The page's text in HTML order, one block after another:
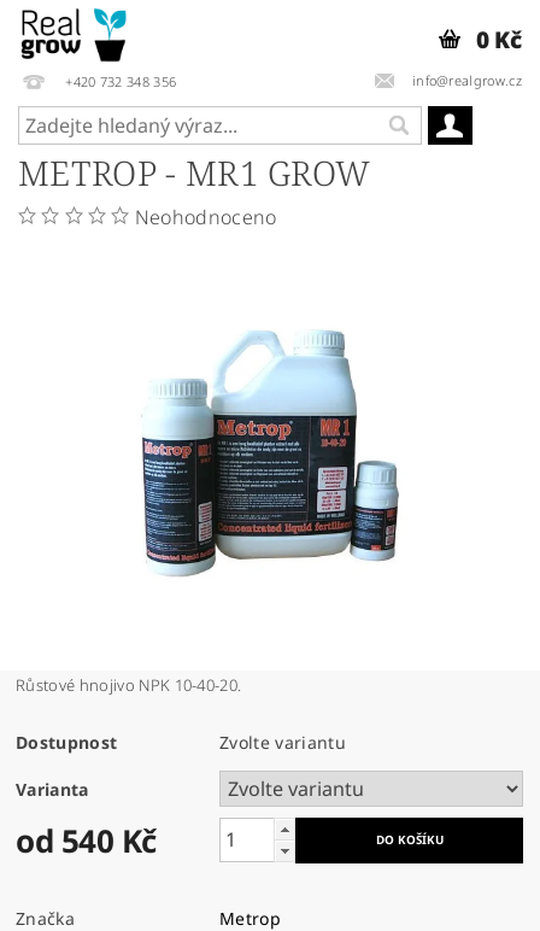
+420 732 348 356 info@realgrow.cz
0 Kč
METROP - MR1 GROW
Neohodnoceno
Růstové hnojivo NPK 10-40-20.
Dostupnost Zvolte variantu
Varianta
od 540 Kč
Značka
Metrop